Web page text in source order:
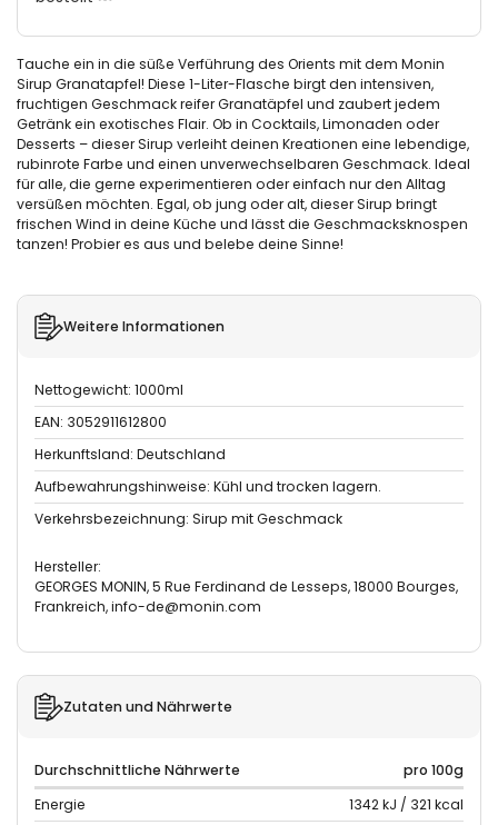
Tauche ein in die süße Verführung des Orients mit dem Monin
Sirup Granatapfel! Diese 1-Liter-Flasche birgt den intensiven,
fruchtigen Geschmack reifer Granatäpfel und zaubert jedem
Getränk ein exotisches Flair. Ob in Cocktails, Limonaden oder
Desserts – dieser Sirup verleiht deinen Kreationen eine lebendige,
rubinrote Farbe und einen unverwechselbaren Geschmack. Ideal
für alle, die gerne experimentieren oder einfach nur den Alltag
versüßen möchten. Egal, ob jung oder alt, dieser Sirup bringt
frischen Wind in deine Küche und lässt die Geschmacksknospen
tanzen! Probier es aus und belebe deine Sinne!
Weitere Informationen
Nettogewicht: 1000ml
EAN: 3052911612800
Herkunftsland: Deutschland
Aufbewahrungshinweise: Kühl und trocken lagern.
Verkehrsbezeichnung: Sirup mit Geschmack
Hersteller:
GEORGES MONIN, 5 Rue Ferdinand de Lesseps, 18000 Bourges,
Frankreich, info-de@monin.com
Zutaten und Nährwerte
Durchschnittliche Nährwerte
pro 100g
Energie
1342 kJ / 321 kcal